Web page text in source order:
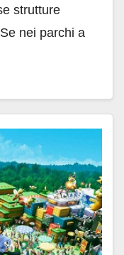
strutture
nei parchi a